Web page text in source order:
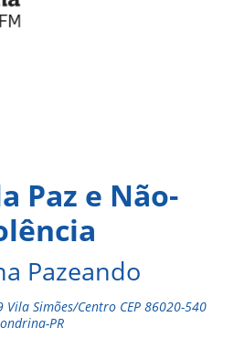
Paz e Não-
Pazeando
Simões/Centro CEP 86020-540
PR